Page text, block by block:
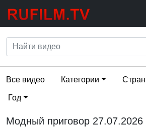
Все видео Категории
Год
Модный приговор 27.07.2026